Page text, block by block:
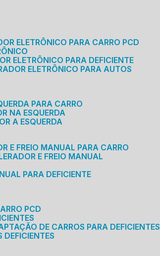
ELETRÔNICO PARA CARRO PCD
ELETRÔNICO PARA DEFICIENTE
ELETRÔNICO PARA AUTOS
PARA CARRO
NA ESQUERDA
A ESQUERDA
E FREIO MANUAL PARA CARRO
E FREIO MANUAL
PARA DEFICIENTE
PCD
DE CARROS PARA DEFICIENTES
DEFICIENTES